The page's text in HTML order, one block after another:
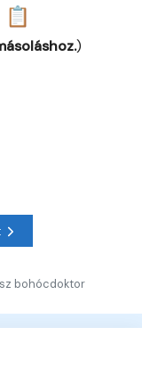
📋
)
bohócdoktor